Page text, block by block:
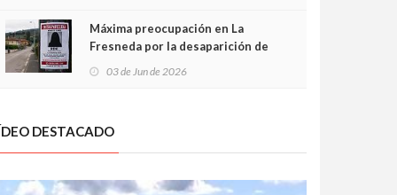
Máxima preocupación en La
Fresneda por la desaparición de
03 de Jun de 2026
DESTACADO